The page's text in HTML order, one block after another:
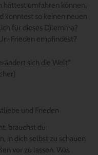
hättest umfahren können,
konntest so keinen neuen
für dieses Dilemma?
Frieden empfindest?
sich die Welt“
und Frieden
brauchst du
in dich selbst zu schauen
vor zu lassen. Was